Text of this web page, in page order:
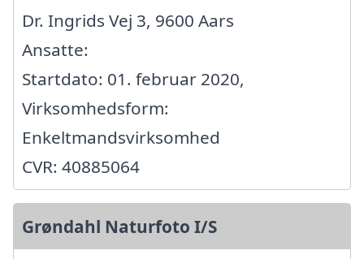
Dr. Ingrids Vej 3, 9600 Aars
Ansatte:
Startdato: 01. februar 2020,
Virksomhedsform:
Enkeltmandsvirksomhed
CVR: 40885064
Grøndahl Naturfoto I/S